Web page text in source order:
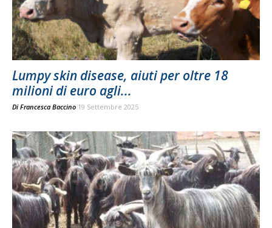
Lumpy skin disease, aiuti per oltre 18
milioni di euro agli...
Di Francesca Baccino 19 Settembre 2025